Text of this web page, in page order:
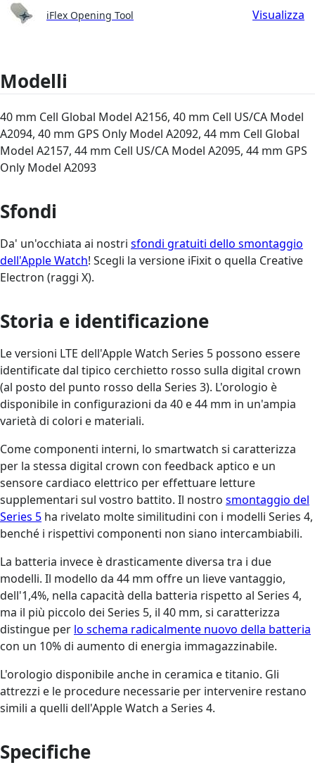
iFlex Opening Tool Visualizza
Modelli
40 mm Cell Global Model A2156, 40 mm Cell US/CA Model
A2094, 40 mm GPS Only Model A2092, 44 mm Cell Global
Model A2157, 44 mm Cell US/CA Model A2095, 44 mm GPS
Only Model A2093
Sfondi
Da' un'occhiata ai nostri sfondi gratuiti dello smontaggio
dell'Apple Watch! Scegli la versione iFixit o quella Creative
Electron (raggi X).
Storia e identificazione
Le versioni LTE dell'Apple Watch Series 5 possono essere
identificate dal tipico cerchietto rosso sulla digital crown
(al posto del punto rosso della Series 3). L'orologio è
disponibile in configurazioni da 40 e 44 mm in un'ampia
varietà di colori e materiali.
Come componenti interni, lo smartwatch si caratterizza
per la stessa digital crown con feedback aptico e un
sensore cardiaco elettrico per effettuare letture
supplementari sul vostro battito. Il nostro smontaggio del
Series 5 ha rivelato molte similitudini con i modelli Series 4,
benché i rispettivi componenti non siano intercambiabili.
La batteria invece è drasticamente diversa tra i due
modelli. Il modello da 44 mm offre un lieve vantaggio,
dell'1,4%, nella capacità della batteria rispetto al Series 4,
ma il più piccolo dei Series 5, il 40 mm, si caratterizza
distingue per lo schema radicalmente nuovo della batteria
con un 10% di aumento di energia immagazzinabile.
L'orologio disponibile anche in ceramica e titanio. Gli
attrezzi e le procedure necessarie per intervenire restano
simili a quelli dell'Apple Watch a Series 4.
Specifiche